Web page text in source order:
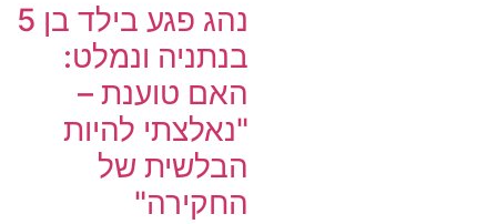
נהג פגע בילד בן 5
בנתניה ונמלט:
האם טוענת –
"נאלצתי להיות
הבלשית של
החקירה"